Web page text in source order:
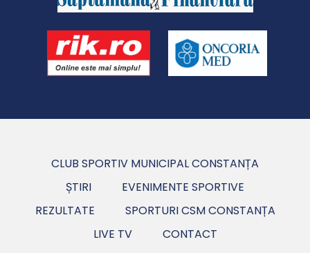
CLUB SPORTIV MUNICIPAL CONSTANȚA
ȘTIRI
EVENIMENTE SPORTIVE
REZULTATE
SPORTURI CSM CONSTANȚA
LIVE TV
CONTACT